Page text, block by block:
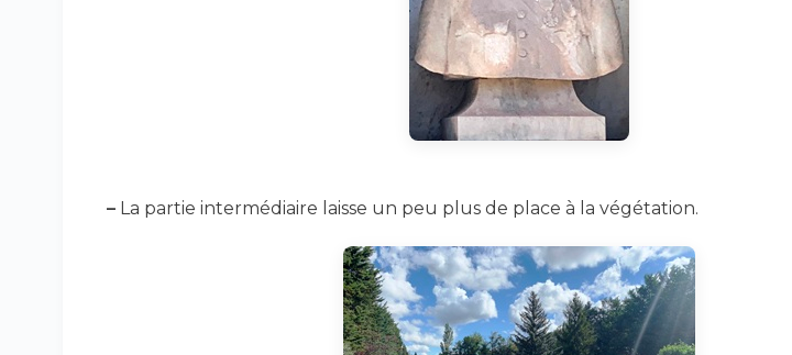
– La partie intermédiaire laisse un peu plus de place à la végétation.